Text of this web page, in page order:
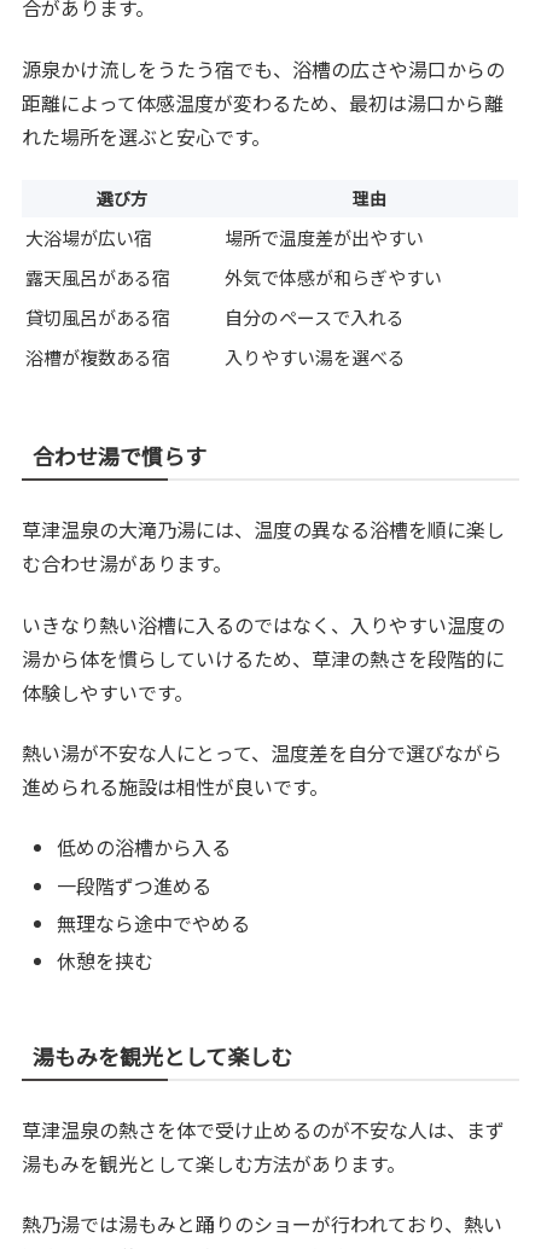
合があります。
源泉かけ流しをうたう宿でも、浴槽の広さや湯口からの
距離によって体感温度が変わるため、最初は湯口から離
れた場所を選ぶと安心です。
選び方 理由
大浴場が広い宿
場所で温度差が出やすい
露天風呂がある宿
外気で体感が和らぎやすい
貸切風呂がある宿
自分のペースで入れる
浴槽が複数ある宿
入りやすい湯を選べる
合わせ湯で慣らす
草津温泉の大滝乃湯には、温度の異なる浴槽を順に楽し
む合わせ湯があります。
いきなり熱い浴槽に入るのではなく、入りやすい温度の
湯から体を慣らしていけるため、草津の熱さを段階的に
体験しやすいです。
熱い湯が不安な人にとって、温度差を自分で選びながら
進められる施設は相性が良いです。
低めの浴槽から入る
一段階ずつ進める
無理なら途中でやめる
休憩を挟む
湯もみを観光として楽しむ
草津温泉の熱さを体で受け止めるのが不安な人は、まず
湯もみを観光として楽しむ方法があります。
熱乃湯では湯もみと踊りのショーが行われており、熱い